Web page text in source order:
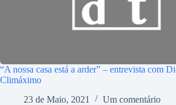
“A nossa casa está a arder” – entrevista com
Climáximo
23 de Maio, 2021
Um comentário